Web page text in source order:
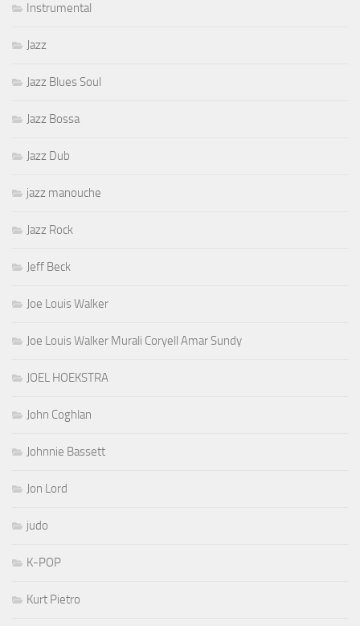
Instrumental
Jazz
Jazz Blues Soul
Jazz Bossa
Jazz Dub
jazz manouche
Jazz Rock
Jeff Beck
Joe Louis Walker
Joe Louis Walker Murali Coryell Amar Sundy
JOEL HOEKSTRA
John Coghlan
Johnnie Bassett
Jon Lord
judo
K-POP
Kurt Pietro